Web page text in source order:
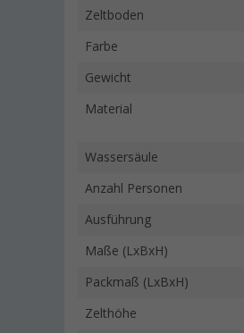
Zeltboden
Farbe
Gewicht
Material
Wassersäule
Anzahl Personen
Ausführung
Maße (LxBxH)
Packmaß (LxBxH)
Zelthöhe